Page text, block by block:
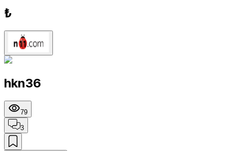
₺
hkn36
79
3